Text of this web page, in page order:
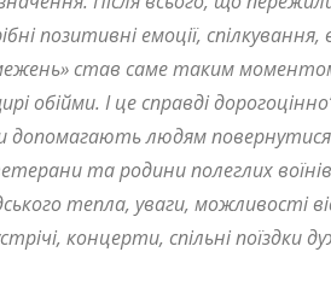
позитивні емоції,
став саме таким
обійми. І це справді
допомагають людям
та родини полеглих
тепла, уваги, можливості
концерти, спільні поїздки